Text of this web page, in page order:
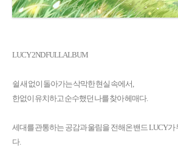
LUCY 2ND FULL ALBUM
쉴 새 없이 돌아가는 삭막한 현실 속에서,
한없이 유치하고 순수했던 나를 찾아 헤매다.
세대를 관통하는 공감과 울림을 전해온 밴드 LUCY가
다.